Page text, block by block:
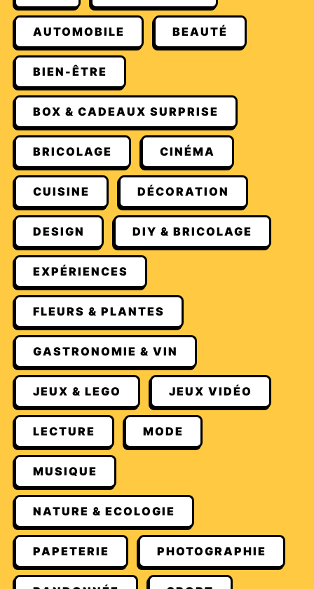
AUTOMOBILE BEAUTÉ
BIEN-ÊTRE
BOX & CADEAUX SURPRISE
BRICOLAGE CINÉMA
CUISINE DÉCORATION
DESIGN DIY & BRICOLAGE
EXPÉRIENCES
FLEURS & PLANTES
GASTRONOMIE & VIN
JEUX & LEGO JEUX VIDÉO
LECTURE MODE
MUSIQUE
NATURE & ECOLOGIE
PAPETERIE PHOTOGRAPHIE